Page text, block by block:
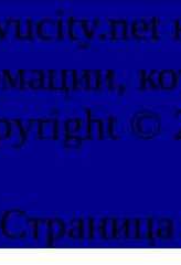
©
Страница